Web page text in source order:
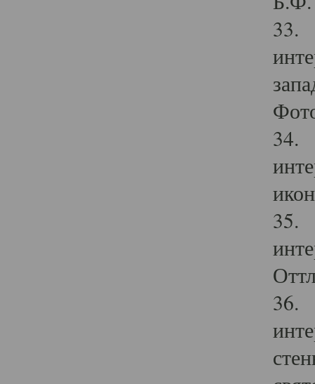
33.
34.
35.
36.